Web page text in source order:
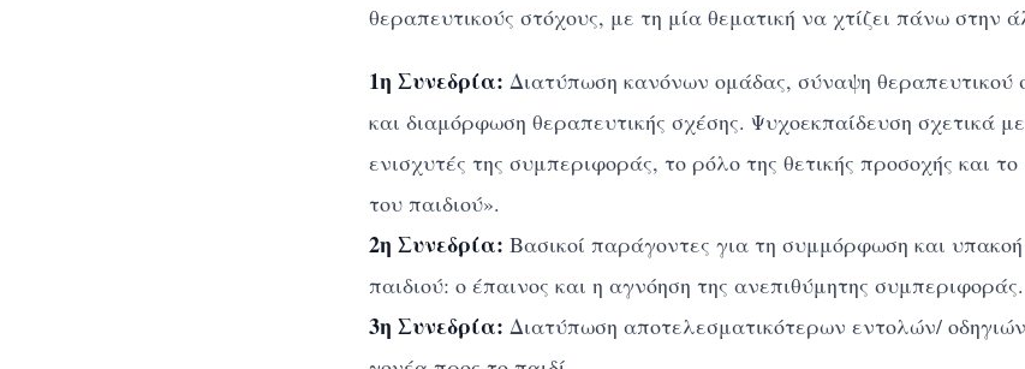
θεραπευτικούς στόχους, με τη μία θεματική να χτίζει πάνω στην
1η Συνεδρία: Διατύπωση κανόνων ομάδας, σύναψη θεραπευτικού
και διαμόρφωση θεραπευτικής σχέσης. Ψυχοεκπαίδευση σχετικά
ενισχυτές της συμπεριφοράς, το ρόλο της θετικής προσοχής και το
του παιδιού».
2η Συνεδρία: Βασικοί παράγοντες για τη συμμόρφωση και
παιδιού: ο έπαινος και η αγνόηση της ανεπιθύμητης συμπεριφοράς.
3η Συνεδρία: Διατύπωση αποτελεσματικότερων εντολών/